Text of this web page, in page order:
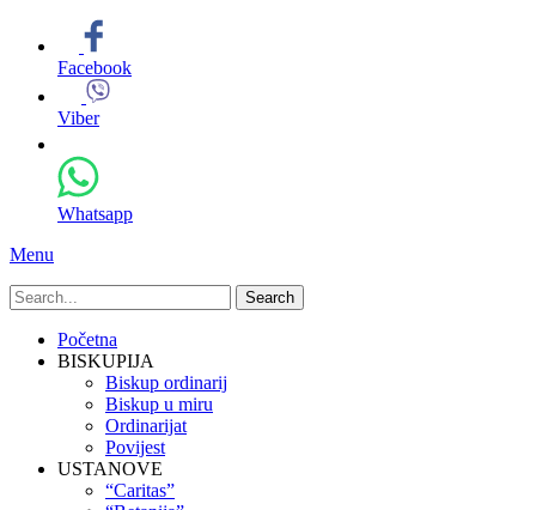
Facebook
Viber
Whatsapp
Menu
Search
for:
Primary
Menu
Skip
Početna
BISKUPIJA
Biskup ordinarij
Biskup u miru
Ordinarijat
Povijest
USTANOVE
“Caritas”